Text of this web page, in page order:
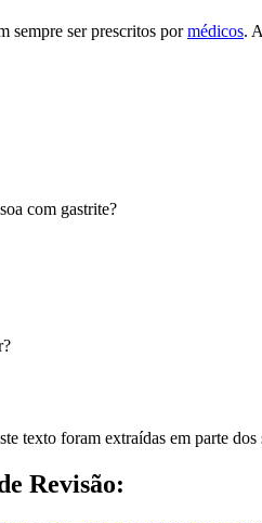
sempre ser prescritos pormédicos.
com gastrite?
texto foram extraídas em parte dos
Revisão: